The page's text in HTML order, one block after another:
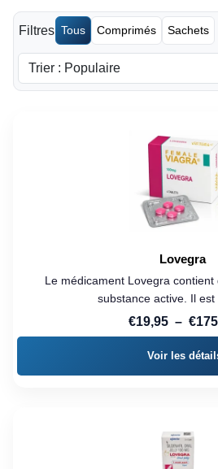
Filtres Tous Comprimés Sachets
Lovegra
Le médicament Lovegra
substance active. Il est
€19,95 – €
Voir les